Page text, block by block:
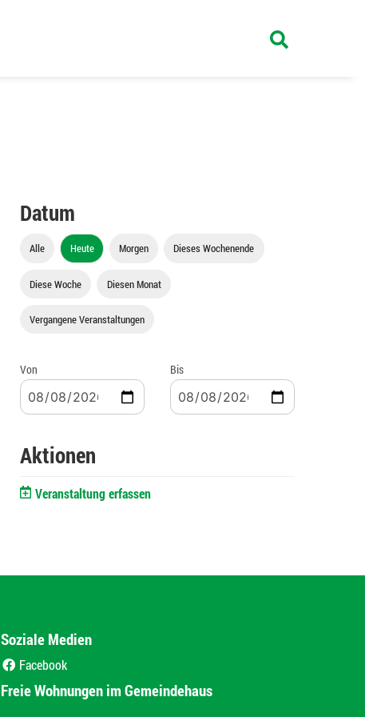
Datum
Alle Heute Morgen Dieses Wochenende
Diese Woche Diesen Monat
Vergangene Veranstaltungen
Von Bis
Aktionen
Veranstaltung erfassen
Soziale Medien
Facebook
Freie Wohnungen im Gemeindehaus